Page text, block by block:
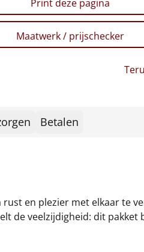
Print deze pagina
Maatwerk / prijschecker
Betalen
en plezier met elkaar te
de veelzijdigheid: dit